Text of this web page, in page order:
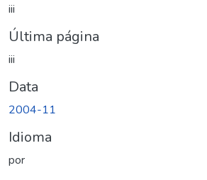
iii
Última página
iii
Data
2004-11
Idioma
por